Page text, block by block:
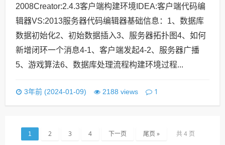
2008Creator:2.4.3客户端构建环境IDEA:客户端代码编
辑器VS:2013服务器代码编辑器基础信息：1、数据库
数据初始化2、初始数据插入3、服务器拓扑图4、如何
新增闭环一个消息4-1、客户端发起4-2、服务器广播
5、游戏算法6、数据库处理流程构建环境过程...
3年前 (2024-01-09) 2188 views 1
1 2 3 4 下一页 尾页 » 共 4 页